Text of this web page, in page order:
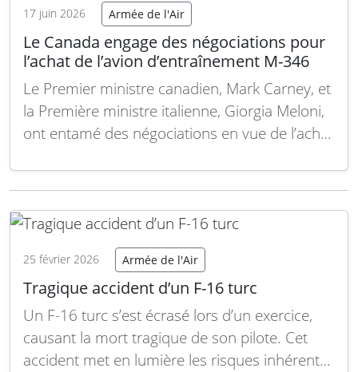
17 juin 2026 Armée de l'Air
Le Canada engage des négociations pour
l’achat de l’avion d’entraînement M-346
Le Premier ministre canadien, Mark Carney, et
la Première ministre italienne, Giorgia Meloni,
ont entamé des négociations en vue de l’achat
346. Cette rencontre s’est tenue le 16 juin
qui se tenait à Évian, en France.Lire la suite
25 février 2026 Armée de l'Air
Tragique accident d’un F-16 turc
Un F-16 turc s’est écrasé lors d’un exercice,
causant la mort tragique de son pilote. Cet
accident met en lumière les risques inhérents